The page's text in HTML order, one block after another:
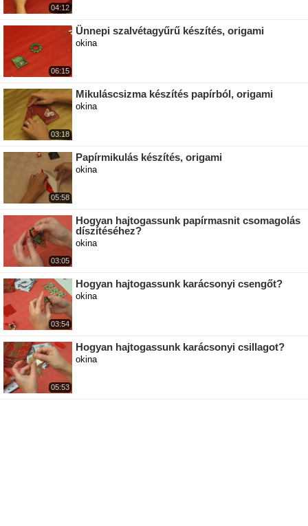
04:12
06:15
Ünnepi szalvétagyűrű készítés, origami
okina
03:18
Mikuláscsizma készítés papírból, origami
okina
05:58
Papírmikulás készítés, origami
okina
03:05
Hogyan hajtogassunk papírmasnit csomagolás
díszítéséhez?
okina
03:54
Hogyan hajtogassunk karácsonyi csengőt?
okina
05:53
Hogyan hajtogassunk karácsonyi csillagot?
okina